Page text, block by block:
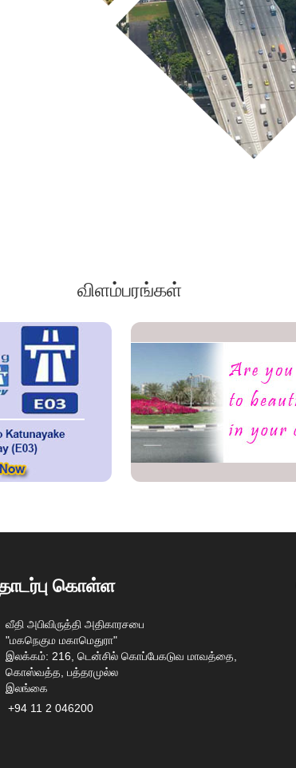
விளம்பரங்கள்
கொள்ள
வீதி அபிவிருத்தி அதிகாரசபை
"மகநெகும மகாமெதுரா"
இலக்கம்: 216, டென்சில் கொப்பேகடுவ மாவத்தை,
கொஸ்வத்த, பத்தரமுல்ல
இலங்கை
+94 11 2 046200